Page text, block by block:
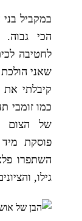
לחטיבה
שאני
קיבלתי
כמו זומבי
של הצום
פוסקת
השתפרו
גילו,